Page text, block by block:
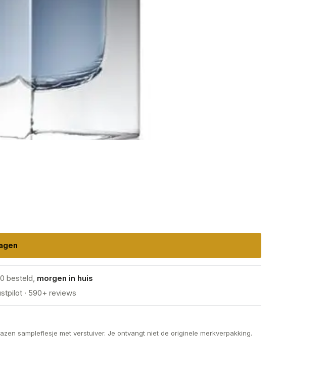
besteld, morgen in huis
· 590+ reviews
sampleflesje met verstuiver. Je ontvangt niet de originele merkverpakking.